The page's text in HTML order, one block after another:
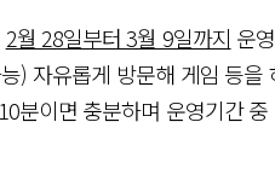
2월 28일부터 3월 9일까지 운
) 자유롭게 방문해 게임 등
분이면 충분하며 운영기간